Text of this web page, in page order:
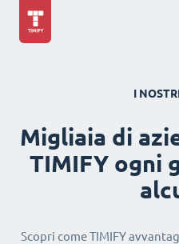
I
Migliaia di
TIMIFY ogni
Scopri come TIMIFY